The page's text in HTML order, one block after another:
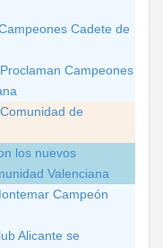
Cadete de
Campeones
de
los nuevos
Valenciana
Campeón
Alicante se